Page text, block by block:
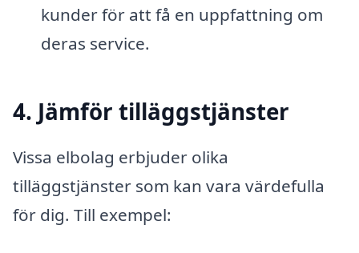
kunder för att få en uppfattning om
deras service.
4. Jämför tilläggstjänster
Vissa elbolag erbjuder olika
tilläggstjänster som kan vara värdefulla
för dig. Till exempel: